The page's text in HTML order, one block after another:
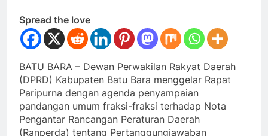
Spread the love
BATU BARA – Dewan Perwakilan Rakyat Daerah
(DPRD) Kabupaten Batu Bara menggelar Rapat
Paripurna dengan agenda penyampaian
pandangan umum fraksi-fraksi terhadap Nota
Pengantar Rancangan Peraturan Daerah
(Ranperda) tentang Pertanggungjawaban